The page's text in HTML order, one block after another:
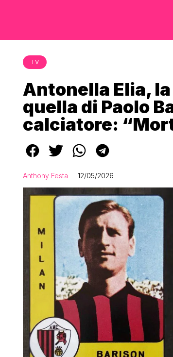
TV
Antonella Elia,
quella di Paolo
calciatore:
Anthony Festa 12/05/2026